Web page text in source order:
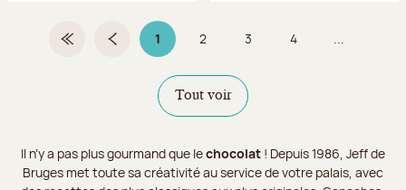
Première pagePage précédente
1Page 1 sur 9
Page
2 Page
3 Page
4 ...
Tout voir
Il n’y a pas plus gourmand que lechocolat ! Depuis 1986, Jeff de
Bruges met toute sa créativité au service de votre palais, avec